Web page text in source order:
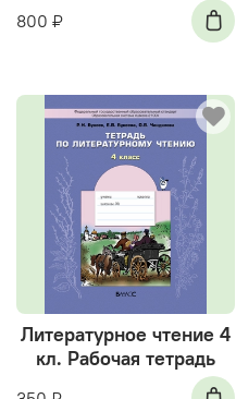
800 ₽
Литературное чтение 4
кл. Рабочая тетрадь